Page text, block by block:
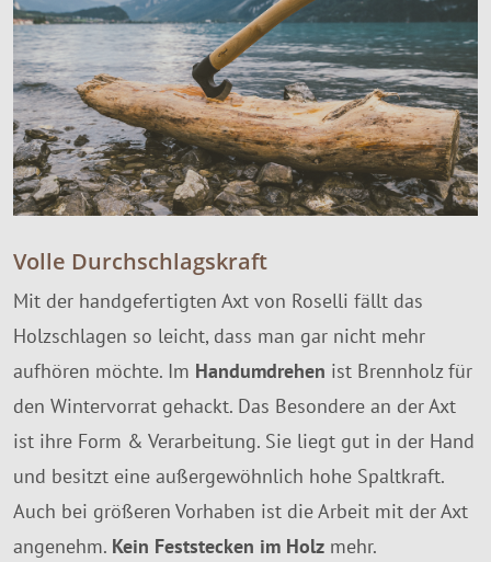
Volle Durchschlagskraft
Mit der handgefertigten Axt von Roselli fällt das
Holzschlagen so leicht, dass man gar nicht mehr
aufhören möchte. Im Handumdrehen ist Brennholz für
den Wintervorrat gehackt. Das Besondere an der Axt
ist ihre Form & Verarbeitung. Sie liegt gut in der Hand
und besitzt eine außergewöhnlich hohe Spaltkraft.
Auch bei größeren Vorhaben ist die Arbeit mit der Axt
angenehm. Kein Feststecken im Holz mehr.